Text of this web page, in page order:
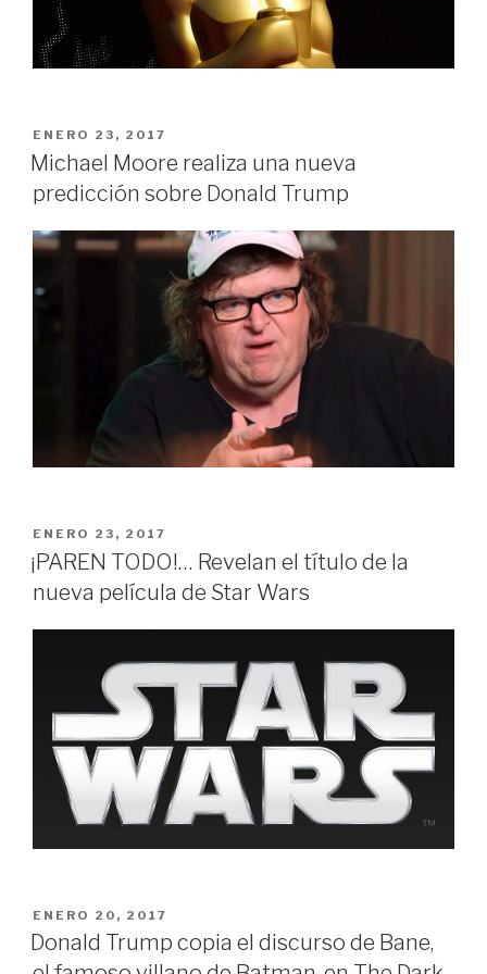
PUBLICADO
EN
ENERO 23, 2017
Michael Moore realiza una nueva
predicción sobre Donald Trump
PUBLICADO
EN
ENERO 23, 2017
¡PAREN TODO!… Revelan el título de la
nueva película de Star Wars
PUBLICADO
EN
ENERO 20, 2017
Donald Trump copia el discurso de Bane,